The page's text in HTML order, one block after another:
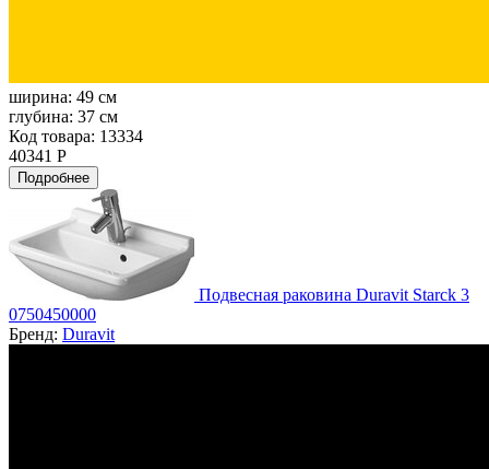
ширина: 49 см
глубина: 37 см
Код товара: 13334
40341 Р
Подробнее
Подвесная раковина Duravit Starck 3
0750450000
Бренд: Duravit